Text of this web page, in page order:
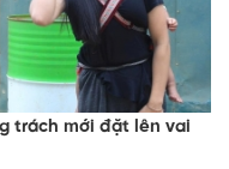
trách mới đặt lên vai